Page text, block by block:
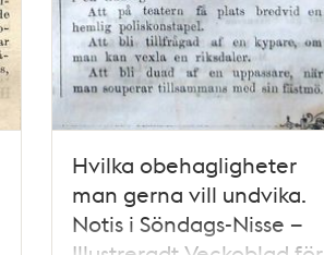
Hvilka obehagligheter
man gerna vill undvika.
Notis i Söndags-Nisse –